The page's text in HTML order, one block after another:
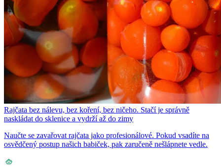
Rajčata bez nálevu, bez koření, bez ničeho. Stačí je správně
naskládat do sklenice a vydrží až do zimy
Naučte se zavařovat rajčata jako profesionálové. Pokud vsadíte na
osvědčený postup našich babiček, pak zaručeně nešlápnete vedle.